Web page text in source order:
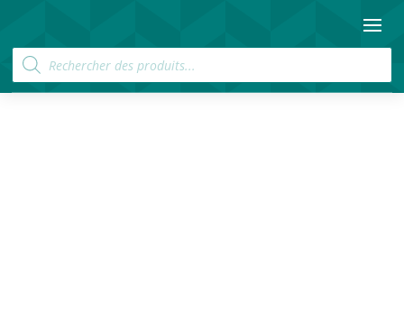
Recherche
de
produits